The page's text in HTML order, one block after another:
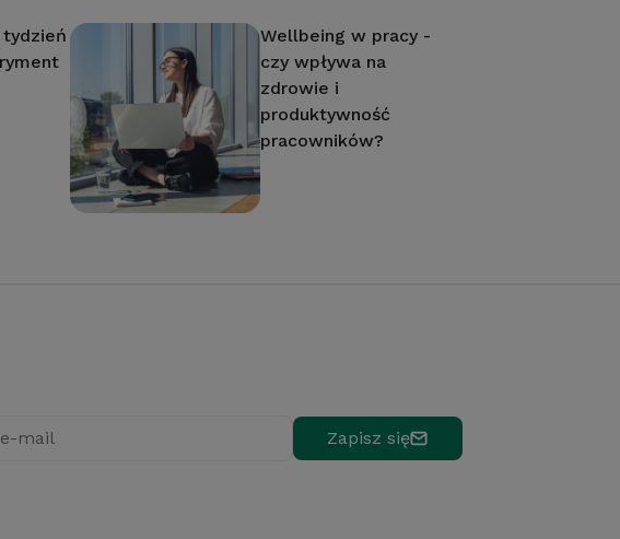
Wellbeing w pracy -
czy wpływa na
zdrowie i
produktywność
pracowników?
mail Zapisz się